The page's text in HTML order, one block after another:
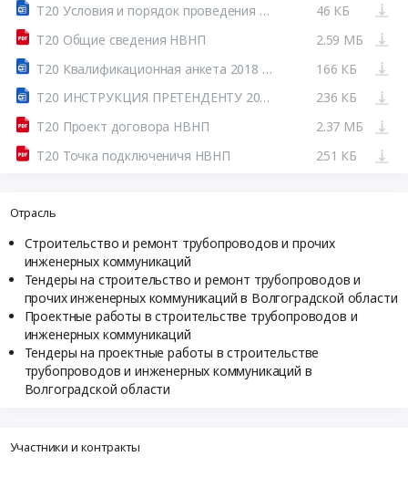
Т20 Условия и порядок проведения двухэтапного тендера НВНП
46 КБ
Т20 Общие сведения НВНП
2.59 МБ
Т20 Квалификационная анкета 2018 НВНП
166 КБ
Т20 ИНСТРУКЦИЯ ПРЕТЕНДЕНТУ 2018 НВНП
236 КБ
Т20 Проект договора НВНП
2.37 МБ
Т20 Точка подключеничя НВНП
251 КБ
Отрасль
Строительство и ремонт трубопроводов и прочих
инженерных коммуникаций
Тендеры на строительство и ремонт трубопроводов и
прочих инженерных коммуникаций в Волгоградской области
Проектные работы в строительстве трубопроводов и
инженерных коммуникаций
Тендеры на проектные работы в строительстве
трубопроводов и инженерных коммуникаций в
Волгоградской области
Участники и контракты